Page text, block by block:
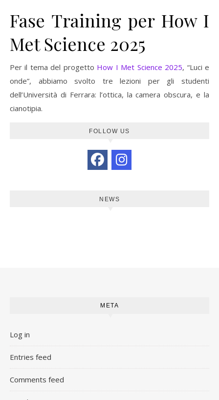
Fase Training per How I
Met Science 2025
Per il tema del progetto How I Met Science 2025, “Luci e
onde”, abbiamo svolto tre lezioni per gli studenti
dell’Università di Ferrara: l’ottica, la camera obscura, e la
cianotipia.
FOLLOW US
NEWS
META
Log in
Entries feed
Comments feed